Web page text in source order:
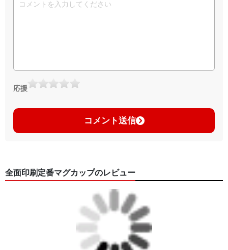
応援
コメント送信
全面印刷定番マグカップのレビュー